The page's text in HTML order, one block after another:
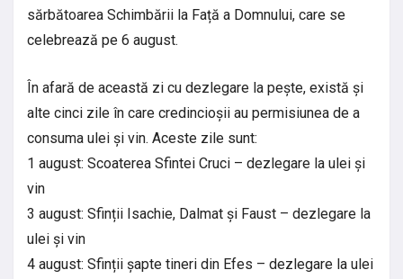
sărbătoarea Schimbării la Față a Domnului, care se
celebrează pe 6 august.
În afară de această zi cu dezlegare la pește, există și
alte cinci zile în care credincioșii au permisiunea de a
consuma ulei și vin. Aceste zile sunt:
1 august: Scoaterea Sfintei Cruci – dezlegare la ulei și
vin
3 august: Sfinții Isachie, Dalmat și Faust – dezlegare la
ulei și vin
4 august: Sfinții șapte tineri din Efes – dezlegare la ulei